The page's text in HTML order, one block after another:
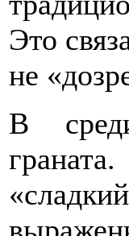
Это
не
В